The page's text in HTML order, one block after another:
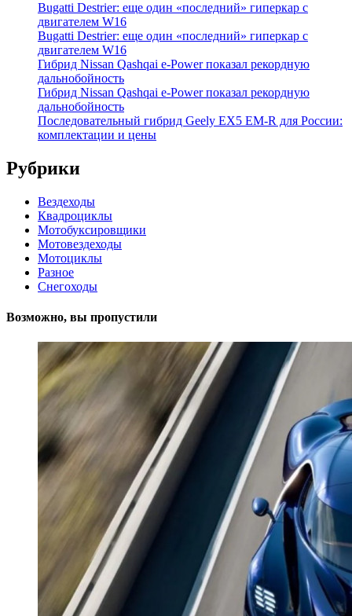
Bugatti Destrier: еще один «последний» гиперкар с
двигателем W16
Bugatti Destrier: еще один «последний» гиперкар с
двигателем W16
Гибрид Nissan Qashqai e-Power показал рекордную
дальнобойность
Гибрид Nissan Qashqai e-Power показал рекордную
дальнобойность
Последовательный гибрид Geely EX5 EM-R для России:
комплектации и цены
Рубрики
Вездеходы
Квадроциклы
Мотобуксировщики
Мотовездеходы
Мотоциклы
Разное
Снегоходы
Возможно, вы пропустили